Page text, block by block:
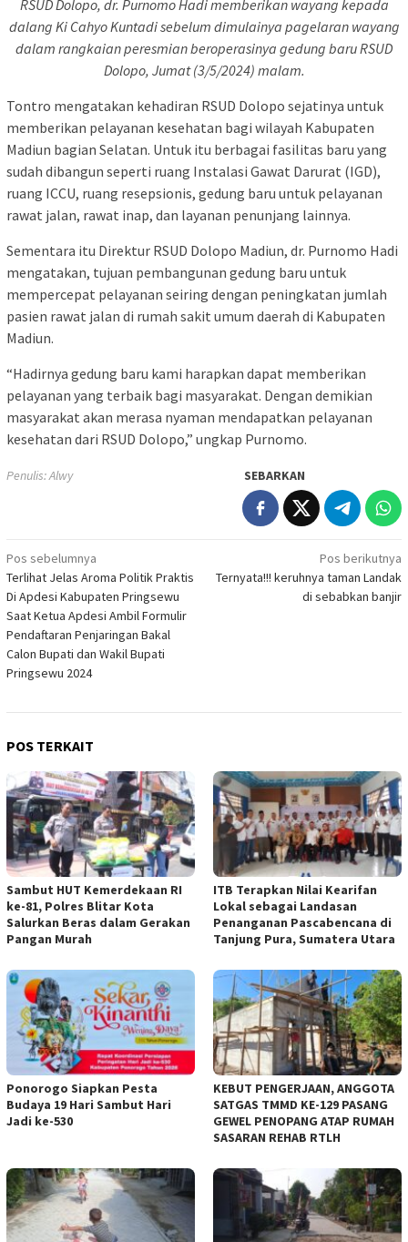
RSUD Dolopo, dr. Purnomo Hadi memberikan wayang kepada
dalang Ki Cahyo Kuntadi sebelum dimulainya pagelaran wayang
dalam rangkaian peresmian beroperasinya gedung baru RSUD
Dolopo, Jumat (3/5/2024) malam.
Tontro mengatakan kehadiran RSUD Dolopo sejatinya untuk
memberikan pelayanan kesehatan bagi wilayah Kabupaten
Madiun bagian Selatan. Untuk itu berbagai fasilitas baru yang
sudah dibangun seperti ruang Instalasi Gawat Darurat (IGD),
ruang ICCU, ruang resepsionis, gedung baru untuk pelayanan
rawat jalan, rawat inap, dan layanan penunjang lainnya.
Sementara itu Direktur RSUD Dolopo Madiun, dr. Purnomo Hadi
mengatakan, tujuan pembangunan gedung baru untuk
mempercepat pelayanan seiring dengan peningkatan jumlah
pasien rawat jalan di rumah sakit umum daerah di Kabupaten
Madiun.
“Hadirnya gedung baru kami harapkan dapat memberikan
pelayanan yang terbaik bagi masyarakat. Dengan demikian
masyarakat akan merasa nyaman mendapatkan pelayanan
kesehatan dari RSUD Dolopo,” ungkap Purnomo.
Penulis: Alwy SEBARKAN
Navigasi
pos
Pos sebelumnya
Terlihat Jelas Aroma Politik Praktis
Di Apdesi Kabupaten Pringsewu
Saat Ketua Apdesi Ambil Formulir
Pendaftaran Penjaringan Bakal
Calon Bupati dan Wakil Bupati
Pringsewu 2024
Pos berikutnya
Ternyata!!! keruhnya taman Landak
di sebabkan banjir
POS TERKAIT
Sambut HUT Kemerdekaan RI
ke-81, Polres Blitar Kota
Salurkan Beras dalam Gerakan
Pangan Murah
ITB Terapkan Nilai Kearifan
Lokal sebagai Landasan
Penanganan Pascabencana di
Tanjung Pura, Sumatera Utara
Ponorogo Siapkan Pesta
Budaya 19 Hari Sambut Hari
Jadi ke-530
KEBUT PENGERJAAN, ANGGOTA
SATGAS TMMD KE-129 PASANG
GEWEL PENOPANG ATAP RUMAH
SASARAN REHAB RTLH